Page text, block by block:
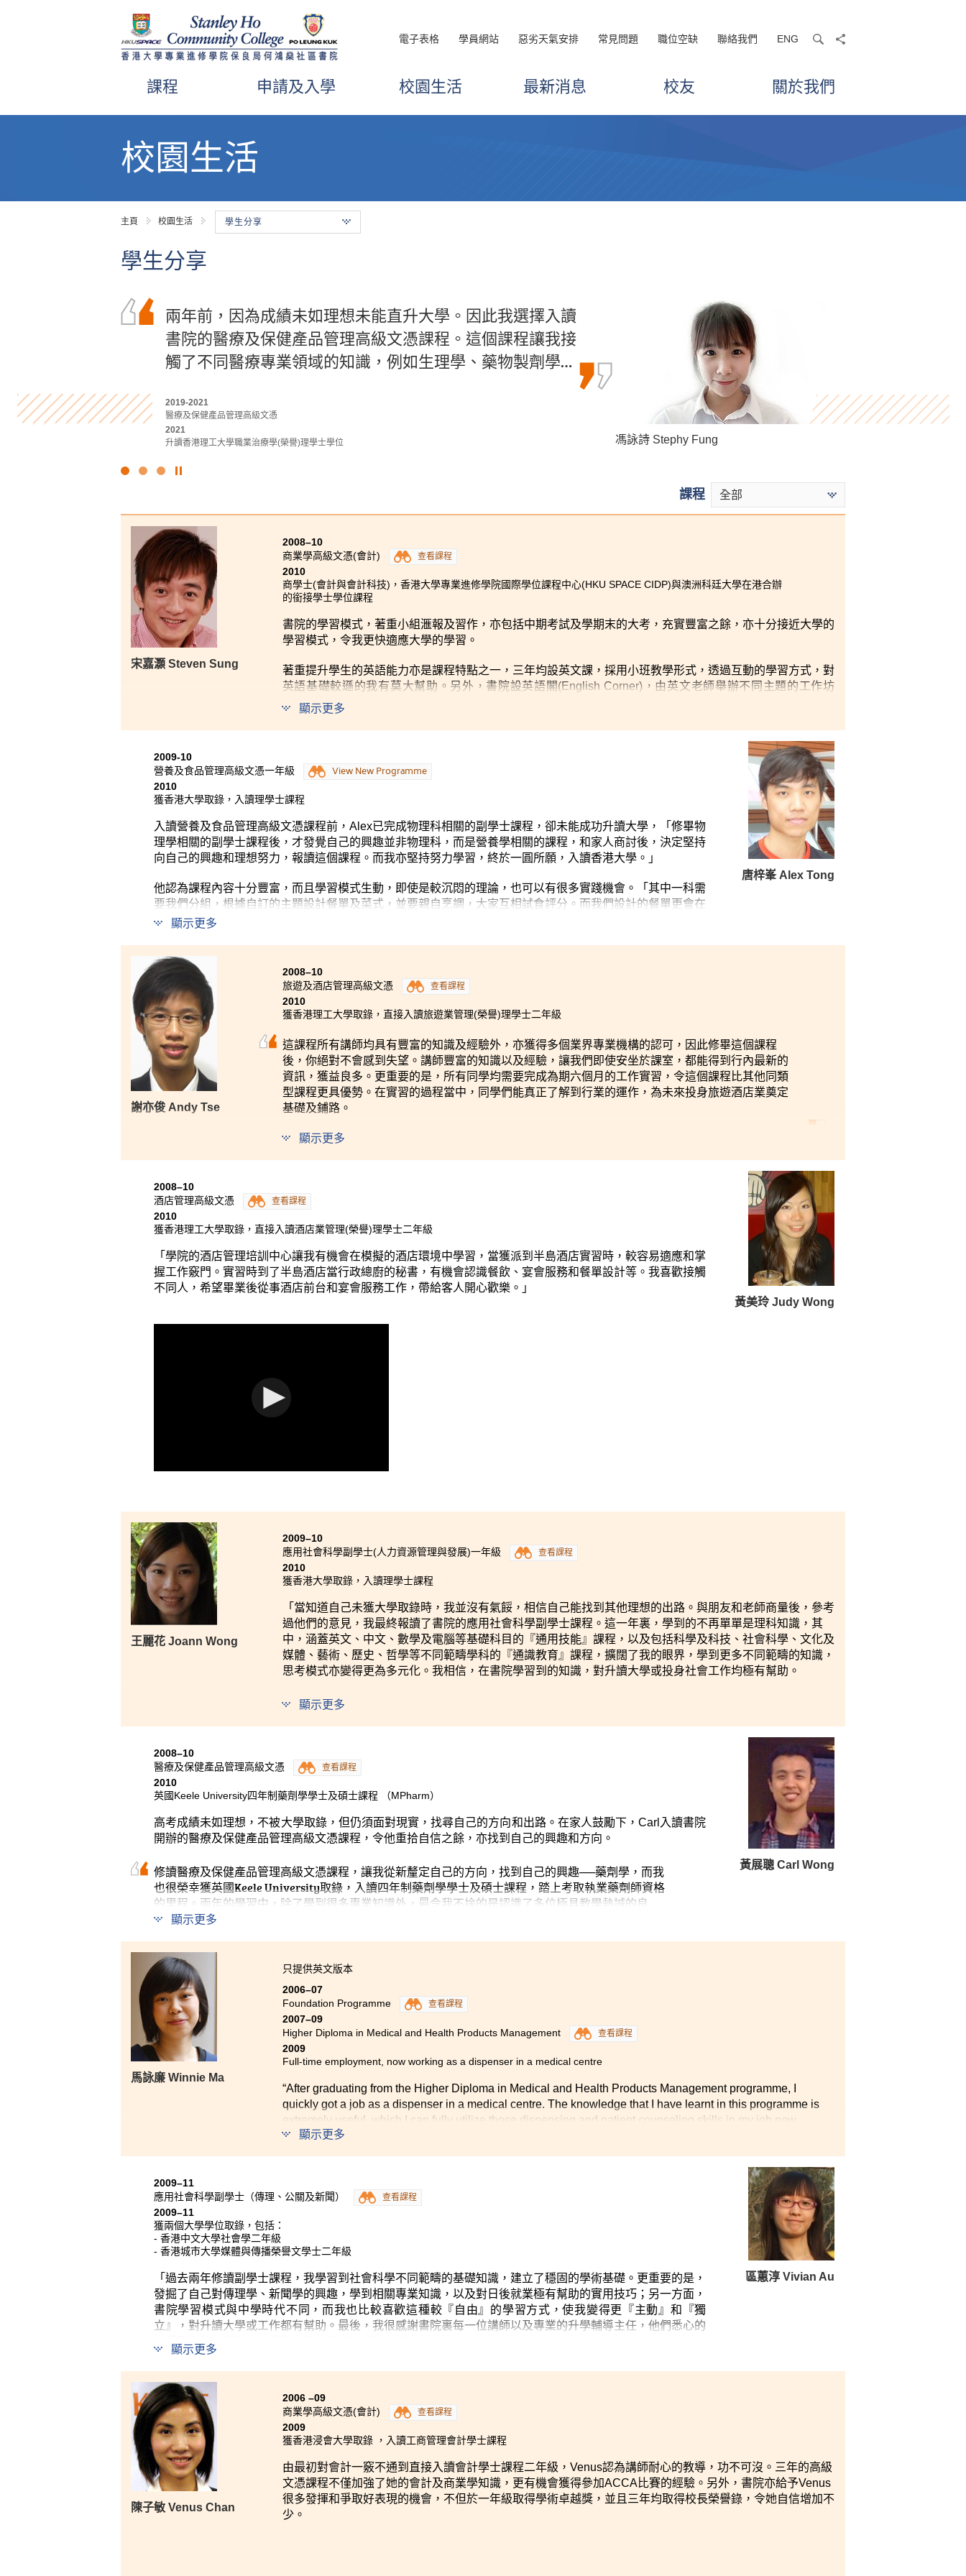
電子表格 學員網站 惡劣天氣安排 常見問題 職位空缺 聯絡我們 ENG searchshare
課程 申請及入學 校園生活 最新消息 校友 關於我們
校園生活
主頁 校園生活 學生分享
學生分享
兩年前，因為成績未如理想未能直升大學。因此我選擇入讀
書院的醫療及保健產品管理高級文憑課程。這個課程讓我接
觸了不同醫療專業領域的知識，例如生理學、藥物製劑學…
2019-2021
醫療及保健產品管理高級文憑
2021
升讀香港理工大學職業治療學(榮譽)理學士學位
馮詠詩 Stephy Fung
我經常以「為社會貢獻赤誠之心」的心態去學習，加上適當
的課外實踐實習活動，所以最後如願升讀大學。
2024
升讀香港大學社會科學學士 (高年級入學)
候振海 Henry Hau
你可能是帶着淚水進來書院，但希望你離開時可以帶着微
笑。也許你在書院就讀的課程不是你理想中的，但希望你在
兩年後可以選擇自己想要的課程。
2021-2023
應用社會科學副學士(傳理、公關及新聞)
2023
香港浸會大學傳理學學士(榮譽) (公關及廣告)
孫慧淇 Sun Wai Ki
點
幻
燈
片
課程 全部
宋嘉灝 Steven Sung
2008–10
商業學高級文憑(會計)
查看課程
2010
商學士(會計與會計科技)，香港大學專業進修學院國際學位課程中心(HKU SPACE CIDP)與澳洲科廷大學在港合辦
的銜接學士學位課程
書院的學習模式，著重小組滙報及習作，亦包括中期考試及學期末的大考，充實豐富之餘，亦十分接近大學的
學習模式，令我更快適應大學的學習。
著重提升學生的英語能力亦是課程特點之一，三年均設英文課，採用小班教學形式，透過互動的學習方式，對
英語基礎較遜的我有莫大幫助。另外，書院設英語閣(English Corner)，由英文老師舉辦不同主題的工作坊
(Workshops)，提供課外學習英文的機會。
課程範圍方面，商業學高級文憑(會計)課程獲多個會計師公會認可，獲多份考卷豁免，畢業後，我只需要報考
更高程度的考卷，可更快取得專業的會計師資格，節省了很多時間。另外，講師均為專業人士，具會計師、律
師等不同專業範疇的資歷。他們具有多年的業界工作經驗，課堂中經常運用生活化的例子，使難明的理論變得
容易理解。講師們亦極具耐性，對於同學課後的提問，解答得十分清楚詳細。
soft skills，包括與人相處、危機處理及
籌辦不同類型活動等。作為學生會副會長，需要為同學謀福利；對內則向校方反映同學的意見，對外則向不同
機構或公司爭取各種贊助或折扣。過程中，雖然困難重重，但都是難忘的回憶。
顯示更多
唐梓峯 Alex Tong
2009-10
營養及食品管理高級文憑一年級
View New Programme
2010
獲香港大學取錄，入讀理學士課程
入讀營養及食品管理高級文憑課程前，Alex已完成物理科相關的副學士課程，卻未能成功升讀大學，「修畢物
理學相關的副學士課程後，才發覺自己的興趣並非物理科，而是營養學相關的課程，和家人商討後，決定堅持
向自己的興趣和理想努力，報讀這個課程。而我亦堅持努力學習，終於一圓所願，入讀香港大學。」
他認為課程內容十分豐富，而且學習模式生動，即使是較沉悶的理論，也可以有很多實踐機會。「其中一科需
要我們分組，根據自訂的主題設計餐單及菜式，並要親自烹調，大家互相試食評分。而我們設計的餐單更會在
書院展覽，由同學向各嘉賓講解。過程雖然辛苦但十分有趣，也令將我們所學的理論和知識融會貫通。」
顯示更多
謝亦俊 Andy Tse
2008–10
旅遊及酒店管理高級文憑
查看課程
2010
獲香港理工大學取錄，直接入讀旅遊業管理(榮譽)理學士二年級
這課程所有講師均具有豐富的知識及經驗外，亦獲得多個業界專業機構的認可，因此修畢這個課程
後，你絕對不會感到失望。講師豐富的知識以及經驗，讓我們即使安坐於課室，都能得到行內最新的
資訊，獲益良多。更重要的是，所有同學均需要完成為期六個月的工作實習，令這個課程比其他同類
型課程更具優勢。在實習的過程當中，同學們能真正了解到行業的運作，為未來投身旅遊酒店業奠定
基礎及鋪路。
顯示更多
黃美玲 Judy Wong
2008–10
酒店管理高級文憑
查看課程
2010
獲香港理工大學取錄，直接入讀酒店業管理(榮譽)理學士二年級
「學院的酒店管理培訓中心讓我有機會在模擬的酒店環境中學習，當獲派到半島酒店實習時，較容易適應和掌
握工作竅門。實習時到了半島酒店當行政總廚的秘書，有機會認識餐飲、宴會服務和餐單設計等。我喜歡接觸
不同人，希望畢業後從事酒店前台和宴會服務工作，帶給客人開心歡樂。」
王麗花 Joann Wong
2009–10
應用社會科學副學士(人力資源管理與發展)一年級
查看課程
2010
獲香港大學取錄，入讀理學士課程
「當知道自己未獲大學取錄時，我並沒有氣餒，相信自己能找到其他理想的出路。與朋友和老師商量後，參考
過他們的意見，我最終報讀了書院的應用社會科學副學士課程。這一年裏，學到的不再單單是理科知識，其
中，涵蓋英文、中文、數學及電腦等基礎科目的『通用技能』課程，以及包括科學及科技、社會科學、文化及
媒體、藝術、歷史、哲學等不同範疇學科的『通識教育』課程，擴闊了我的眼界，學到更多不同範疇的知識，
思考模式亦變得更為多元化。我相信，在書院學習到的知識，對升讀大學或投身社會工作均極有幫助。
除了學習到不同範疇的知識外，書院的學習模式與大學極為相似，讓我能『預早』感受大學的學習模式。書院
最後，書院設學生發展資源中心及多位學生輔導主任，並定期舉辦有關升學及個人成長的講座和工作坊。這
些講座和工作坊非常實用，讓我不論對『從非聯招方法報讀大學』的程序，或是個人成長均有幫助。書院的一
切，包括學習模式、課程設計、學習的內容、課堂氣氛、亦師亦友的師生關係、導師的分享、不同類型的工作
坊等，一一為我留下美好的回憶。」
顯示更多
黃展聰 Carl Wong
2008–10
醫療及保健產品管理高級文憑
查看課程
2010
英國Keele University四年制藥劑學學士及碩士課程 （MPharm）
高考成績未如理想，不被大學取錄，但仍須面對現實，找尋自己的方向和出路。在家人鼓勵下，Carl入讀書院
開辦的醫療及保健產品管理高級文憑課程，令他重拾自信之餘，亦找到自己的興趣和方向。
修讀醫療及保健產品管理高級文憑課程，讓我從新釐定自己的方向，找到自己的興趣──藥劑學，而我
也很榮幸獲英國Keele University取錄，入讀四年制藥劑學學士及碩士課程，踏上考取執業藥劑師資格
的里程。兩年的學習中，除了學到很多專業知識外，最令我不捨的是認識了多位極具教學熱誠的良
師。他們時常細心觀察和留意班上每一位學生的學習進度，主動協助我們解決學習過程中遇到的困
長。
顯示更多
馬詠廉 Winnie Ma
只提供英文版本
2006–07
Foundation Programme
查看課程
2007–09
Higher Diploma in Medical and Health Products Management
查看課程
2009
Full-time employment, now working as a dispenser in a medical centre
“After graduating from the Higher Diploma in Medical and Health Products Management programme, I
quickly got a job as a dispenser in a medical centre. The knowledge that I have learnt in this programme is
extremely useful, which I can fully utilize those dispensing and patient counseling skills in my job now.
In the past 3 years, those sincere and friendly lecturers were what I treasured most. All the lecturers were
Last but not least, I wish all the students of the College a wonderful school life and a bright future.”
顯示更多
區蕙淳 Vivian Au
2009–11
應用社會科學副學士（傳理、公關及新聞）
查看課程
2009–11
獲兩個大學學位取錄，包括：
- 香港中文大學社會學二年級
- 香港城市大學媒體與傳播榮譽文學士二年級
「過去兩年修讀副學士課程，我學習到社會科學不同範疇的基礎知識，建立了穩固的學術基礎。更重要的是，
發掘了自己對傳理學、新聞學的興趣，學到相關專業知識，以及對日後就業極有幫助的實用技巧；另一方面，
書院學習模式與中學時代不同，而我也比較喜歡這種較『自由』的學習方式，使我變得更『主動』和『獨
立』，對升讀大學或工作都有幫助。最後，我很感謝書院裏每一位講師以及專業的升學輔導主任，他們悉心的
教導及幫助，讓我可以達到自已的目標，順利升讀大學。」
顯示更多
陳子敏 Venus Chan
2006 –09
商業學高級文憑(會計)
查看課程
2009
獲香港浸會大學取錄 ，入讀工商管理會計學士課程
由最初對會計一竅不通到直接入讀會計學士課程二年級，Venus認為講師耐心的教導，功不可沒。三年的高級
文憑課程不僅加強了她的會計及商業學知識，更有機會獲得參加ACCA比賽的經驗。另外，書院亦給予Venus
很多發揮和爭取好表現的機會，不但於一年級取得學術卓越獎，並且三年均取得校長榮譽錄，令她自信增加不
少。